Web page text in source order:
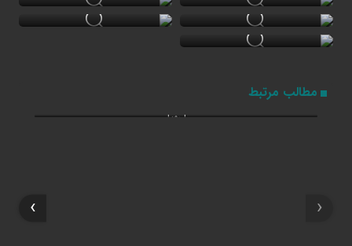
مطالب مرتبط
سفر معاون‌اجرایی رئیس‌جمهور به ایلام
‹
›